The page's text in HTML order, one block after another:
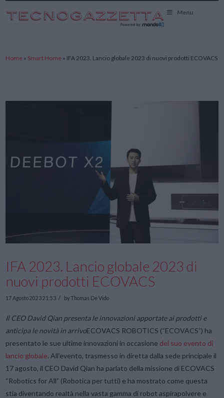
Menu
Home » Smart Home » IFA 2023. Lancio globale 2023 di nuovi prodotti ECOVACS
IFA 2023. Lancio globale 2023 di
nuovi prodotti ECOVACS
17 Agosto 2023 21:53 by Thomas De Vido
Il CEO David Qian presenta le innovazioni apportate ai prodotti e
anticipa le novità in arrivoECOVACS ROBOTICS (“ECOVACS”) ha
presentato le sue ultime innovazioni in occasione del suo evento di
lancio globale. All’evento, trasmesso in diretta dalla sede principale il
17 agosto, il CEO David Qian ha parlato della missione di ECOVACS
“Robotics for All” (Robotica per tutti) e ha mostrato come questa
stia diventando realtà nella vasta gamma di robot aspirapolvere e